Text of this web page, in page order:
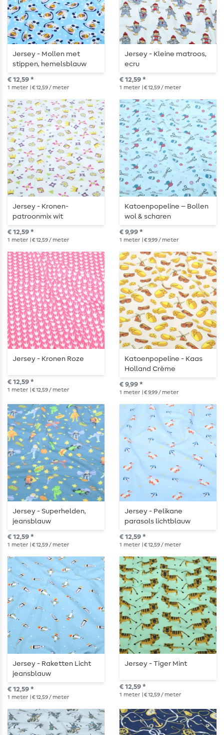
Jersey - Mollen met
stippen, hemelsblauw
€ 12,59 *
1 meter | € 12,59 / meter
Jersey - Kleine matroos,
ecru
€ 12,59 *
1 meter | € 12,59 / meter
Jersey - Kronen-
patroonmix wit
€ 12,59 *
1 meter | € 12,59 / meter
Katoenpopeline – Bollen
wol & scharen
Lichtturkoois
€ 9,99 *
1 meter | € 9,99 / meter
Jersey - Kronen Roze
€ 12,59 *
1 meter | € 12,59 / meter
Katoenpopeline - Kaas
Holland Crème
€ 9,99 *
1 meter | € 9,99 / meter
Jersey - Superhelden,
jeansblauw
€ 12,59 *
1 meter | € 12,59 / meter
Jersey - Pelikane
parasols lichtblauw
€ 12,59 *
1 meter | € 12,59 / meter
Jersey - Raketten Licht
jeansblauw
€ 12,59 *
1 meter | € 12,59 / meter
Jersey - Tiger Mint
€ 12,59 *
1 meter | € 12,59 / meter